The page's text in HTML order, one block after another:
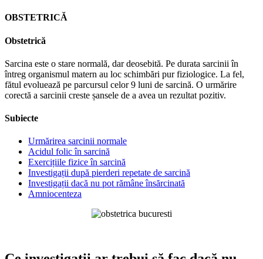
OBSTETRICĂ
Obstetrică
Sarcina este o stare normală, dar deosebită. Pe durata sarcinii în
întreg organismul matern au loc schimbări pur fiziologice. La fel,
fătul evoluează pe parcursul celor 9 luni de sarcină. O urmărire
corectă a sarcinii creste șansele de a avea un rezultat pozitiv.
Subiecte
Urmărirea sarcinii normale
Acidul folic în sarcină
Exercițiile fizice în sarcină
Investigații după pierderi repetate de sarcină
Investigații dacă nu pot rămâne însărcinată
Amniocenteza